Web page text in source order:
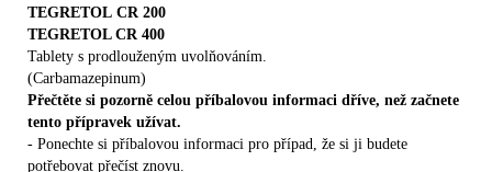
TEGRETOL CR 200
TEGRETOL CR 400
Tablety s prodlouženým uvolňováním.
(Carbamazepinum)
Přečtěte si pozorně celou příbalovou informaci dříve, než začnete
tento přípravek užívat.
- Ponechte si příbalovou informaci pro případ, že si ji budete
potřebovat přečíst znovu.